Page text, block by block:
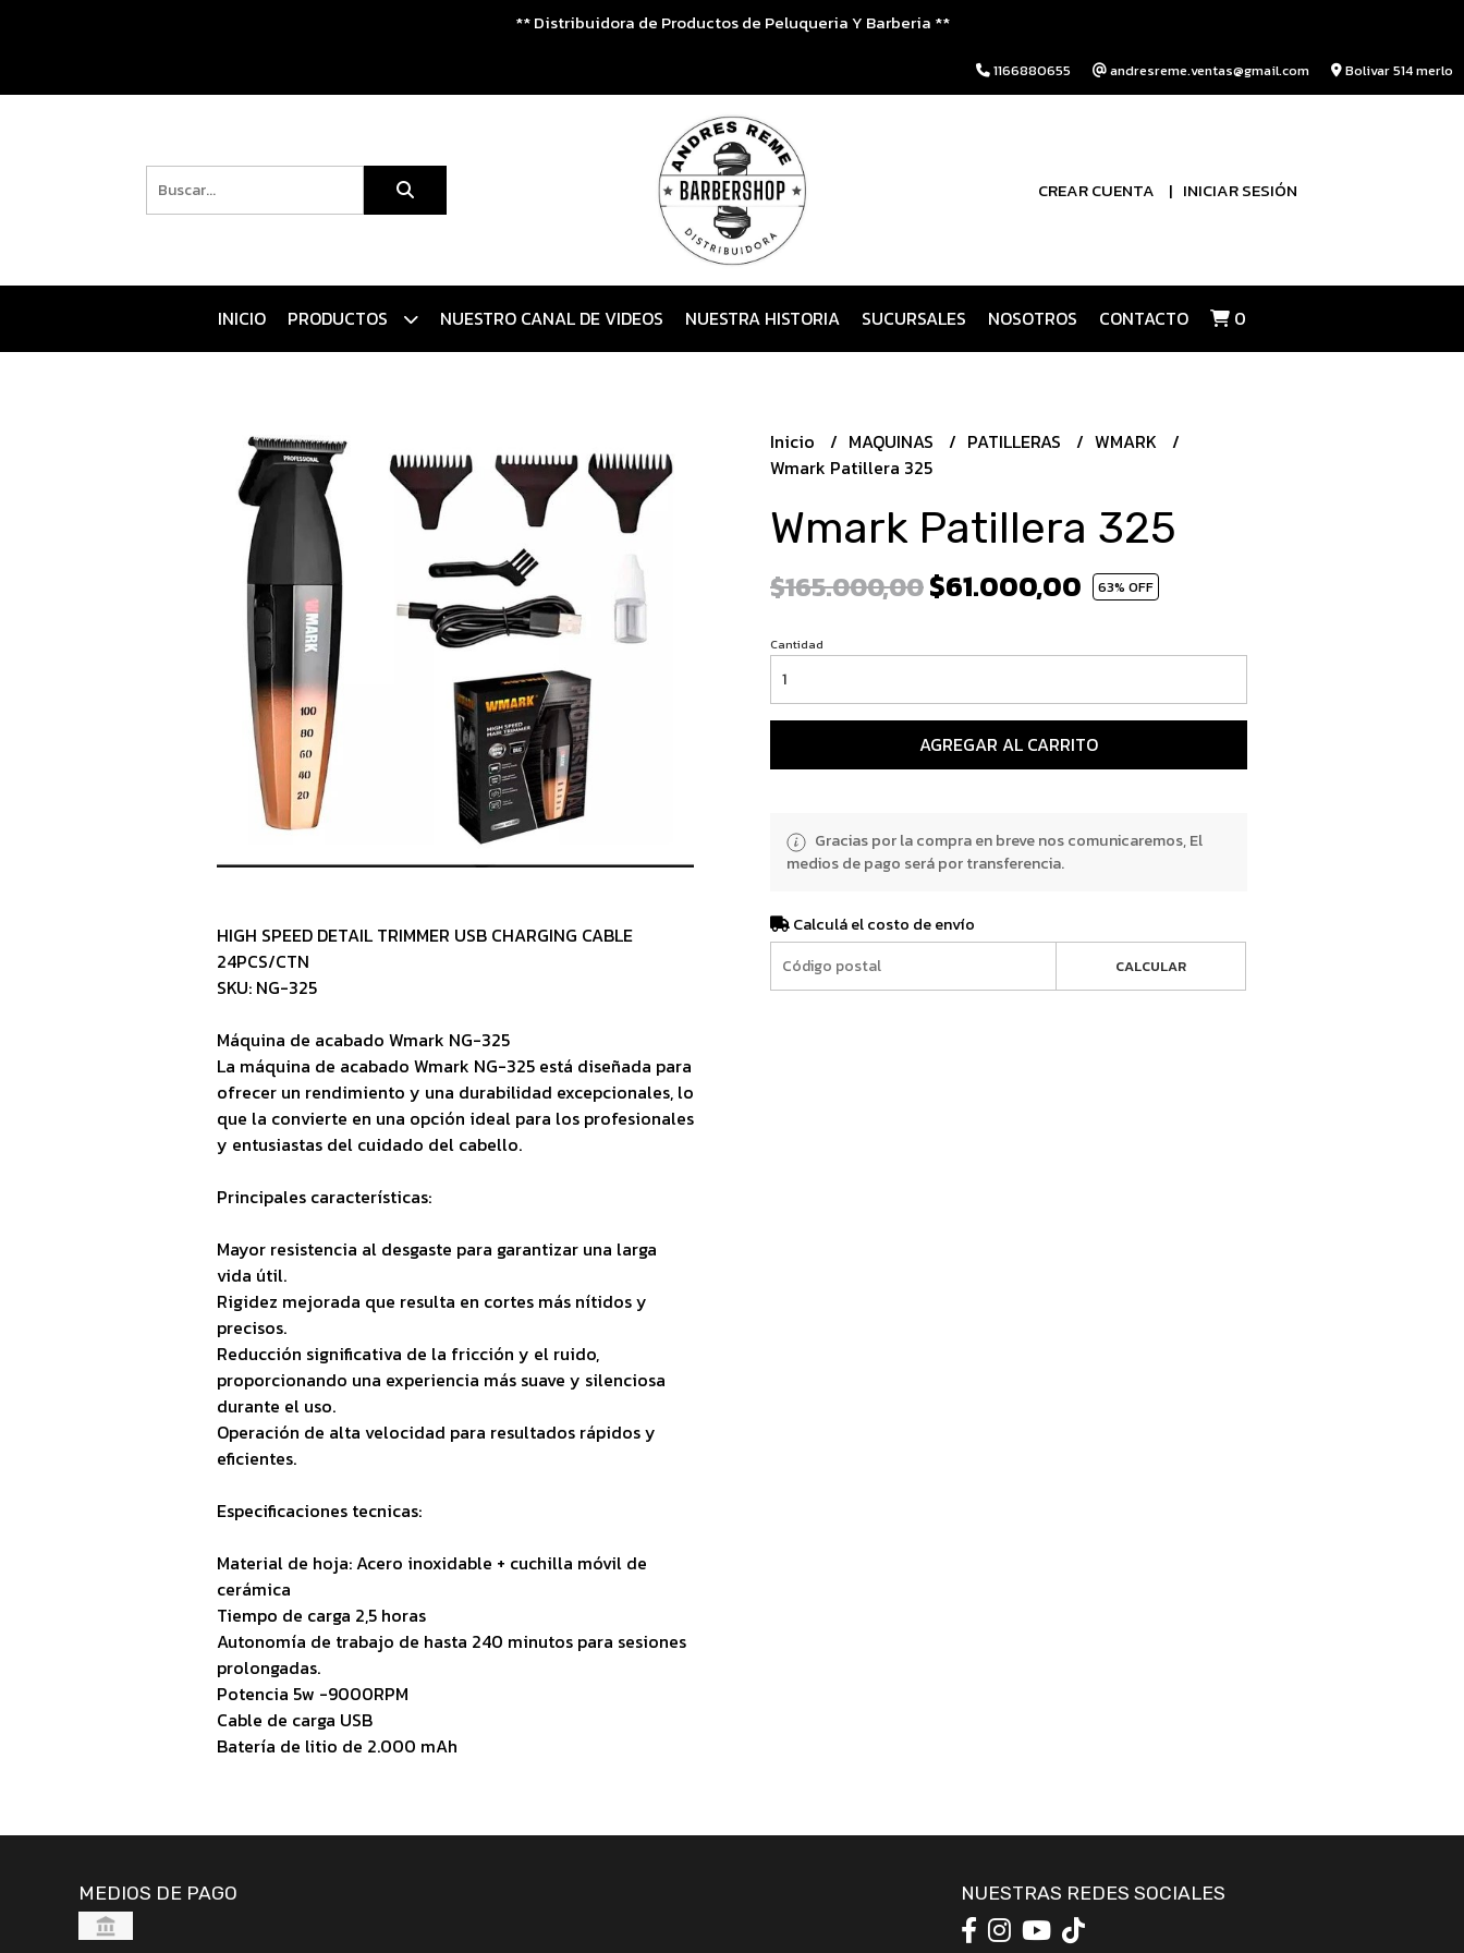
** Distribuidora de Productos de Peluqueria Y Barberia **
1166880655 andresreme.ventas@gmail.com Bolivar 514 merlo
CREAR CUENTA INICIAR SESIÓN
INICIO PRODUCTOS NUESTRO CANAL DE VIDEOS NUESTRA HISTORIA SUCURSALES NOSOTROS CONTACTO 0
HIGH SPEED DETAIL TRIMMER USB CHARGING CABLE
24PCS/CTN
SKU: NG-325
Máquina de acabado Wmark NG-325
La máquina de acabado Wmark NG-325 está diseñada para
ofrecer un rendimiento y una durabilidad excepcionales, lo
que la convierte en una opción ideal para los profesionales
y entusiastas del cuidado del cabello.
Principales características:
Mayor resistencia al desgaste para garantizar una larga
vida útil.
Rigidez mejorada que resulta en cortes más nítidos y
precisos.
Reducción significativa de la fricción y el ruido,
proporcionando una experiencia más suave y silenciosa
durante el uso.
Operación de alta velocidad para resultados rápidos y
eficientes.
Especificaciones tecnicas:
Material de hoja: Acero inoxidable + cuchilla móvil de
cerámica
Tiempo de carga 2,5 horas
Autonomía de trabajo de hasta 240 minutos para sesiones
prolongadas.
Potencia 5w -9000RPM
Cable de carga USB
Batería de litio de 2.000 mAh
Inicio MAQUINAS PATILLERAS
WMARK
Wmark Patillera 325
Wmark Patillera 325
$165.000,00$61.000,00 63% OFF
Cantidad
AGREGAR AL CARRITO
Gracias por la compra en breve nos comunicaremos, El
medios de pago será por transferencia.
Calculá el costo de envío
CALCULAR
MEDIOS DE PAGO NUESTRAS REDES SOCIALES